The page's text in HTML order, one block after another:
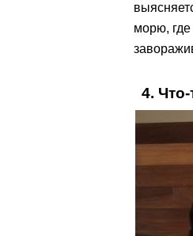
морю, где
4.